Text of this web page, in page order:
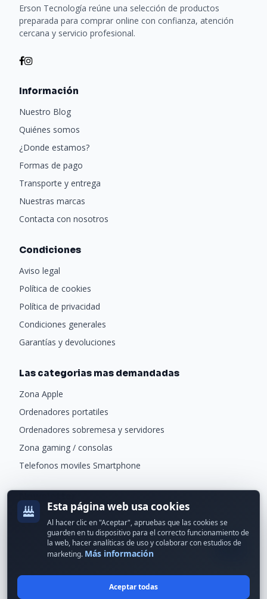
Erson Tecnología reúne una selección de productos
preparada para comprar online con confianza, atención
cercana y servicio profesional.
Información
Nuestro Blog
Quiénes somos
¿Donde estamos?
Formas de pago
Transporte y entrega
Nuestras marcas
Contacta con nosotros
Condiciones
Aviso legal
Política de cookies
Política de privacidad
Condiciones generales
Garantías y devoluciones
Las categorias mas demandadas
Zona Apple
Ordenadores portatiles
Ordenadores sobremesa y servidores
Zona gaming / consolas
Telefonos moviles Smartphone
Recibe ofertas exclusivas y novedades.
Esta página web usa cookies
Al hacer clic en "Aceptar", apruebas que las cookies se
guarden en tu dispositivo para el correcto funcionamiento de
la web, hacer analíticas de uso y colaborar con estudios de
marketing. Más información
Aceptar todas